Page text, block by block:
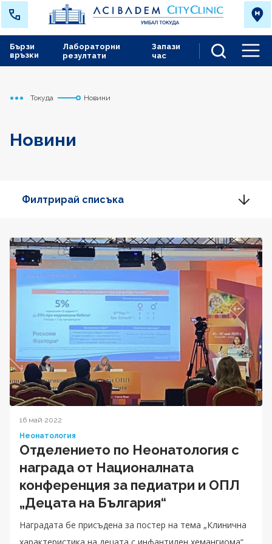
Лабораторни
резултати
Запази
час
Бързи
връзки
Начало
Токуда Новини
Новини
Филтрирай списъка
16 май 2022
Неонатология
Отделението по Неонатология с
награда от Националната
конференция за педиатри и ОПЛ
„Децата на България“
Наградата бе присъдена за постер на тема „Клинична